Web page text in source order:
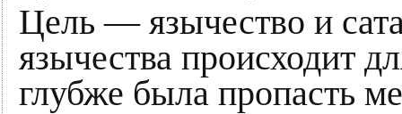
Цель — язычество и
язычества происходит
глубже была пропасть